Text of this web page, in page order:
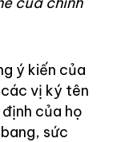
ý kiến của
vị ký tên
của họ
sức